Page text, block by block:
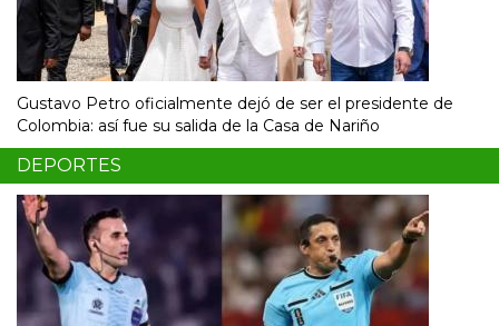
Gustavo Petro oficialmente dejó de ser el presidente de
Colombia: así fue su salida de la Casa de Nariño
DEPORTES